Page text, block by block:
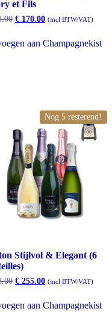
et Fils
Oorspronkelijke
€ 173.00.
€170.00Huidige
is:
€ 170.00.
(incl BTW/VAT)
aan Champagnekist
Nog 5 resterend!
Stijlvol & Elegant (6
Oorspronkelijke
€ 263.00.
€255.00Huidige
is:
€ 255.00.
(incl BTW/VAT)
aan Champagnekist